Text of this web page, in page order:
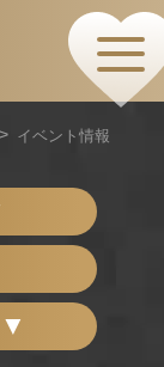
イベント情報